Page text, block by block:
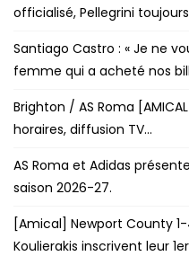
officialisé, Pellegrini
Santiago Castro : « Je ne
femme qui a acheté nos
Brighton / AS Roma
horaires, diffusion TV…
AS Roma et Adidas
saison 2026-27.
[Amical] Newport County
Koulierakis inscrivent leur